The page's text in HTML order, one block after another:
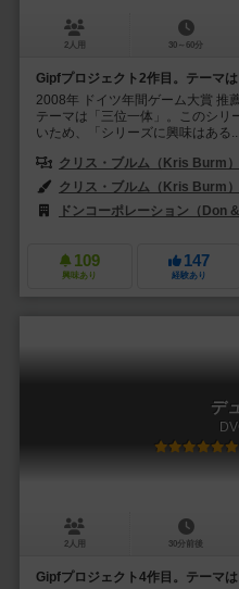
2人用 30～60分
Gipfプロジェクト2作目。テーマは
2008年 ドイツ年間ゲーム大賞 推
テーマは「三位一体」。このシリ
いため、「シリーズに興味はある...
クリス・ブルム（Kris Burm）
クリス・ブルム（Kris Burm）
ドンコーポレーション（Don &
109
興味あり
147
経験あり
デ
2人用 30分前後
Gipfプロジェクト4作目。テーマは